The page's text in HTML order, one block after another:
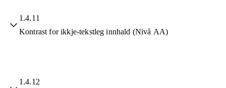
1.4.11
Kontrast for ikkje-tekstleg innhald (Nivå AA)
1.4.12